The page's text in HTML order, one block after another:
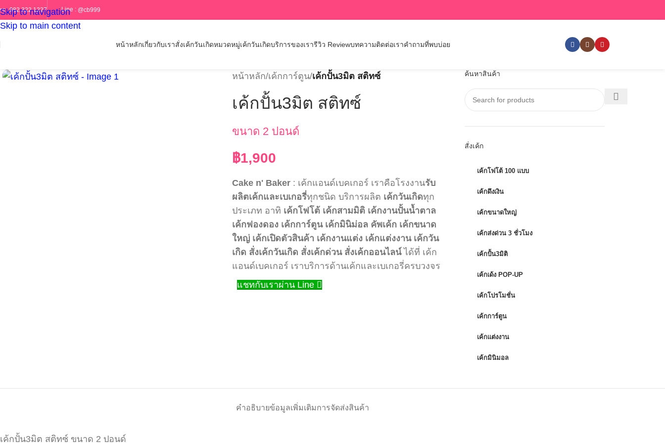
Skip to navigation
Skip to main content
ร : 082 322 1227 Line : @cb999
หน้าหลักเกี่ยวกับเราสั่งเค้กวันเกิดหมวดหมู่เค้กวันเกิดบริการของเรารีวิว Reviewบทความติดต่อเราคำถามที่พบบ่อย
หน้าหลัก/เค้กการ์ตูน/เค้กปั้น3มิต สติทซ์
เค้กปั้น3มิต สติทซ์
ขนาด 2 ปอนด์
฿1,900
Cake n' Baker : เค้กแอนด์เบคเกอร์ เราคือโรงงานรับ
ผลิตเค้กและเบเกอรี่ทุกชนิด บริการผลิต เค้กวันเกิดทุก
ประเภท อาทิ เค้กโฟโต้ เค้กสามมิติ เค้กงานปั้นน้ำตาล
เค้กฟองดอง เค้กการ์ตูน เค้กมินิม่อล คัพเค้ก เค้กขนาด
ใหญ่ เค้กเปิดตัวสินค้า เค้กงานแต่ง เค้กแต่งงาน เค้กวัน
เกิด สั่งเค้กวันเกิด สั่งเค้กด่วน สั่งเค้กออนไลน์ได้ที่ เค้ก
แอนด์เบคเกอร์ เราบริการด้านเค้กและเบเกอรี่ครบวงจร
แชทกับเราผ่าน Line
ค้นหาสินค้า
สั่งเค้ก
เค้กโฟโต้ 100 แบบ
เค้กดึงเงิน
เค้กขนาดใหญ่
เค้กส่งด่วน 3 ชั่วโมง
เค้กปั้น3มิติ
เค้กเด้ง POP-UP
เค้กโปรโมชั่น
เค้กการ์ตูน
เค้กแต่งงาน
เค้กมินิมอล
คำอธิบายข้อมูลเพิ่มเติมการจัดส่งสินค้า
เค้กปั้น3มิต สติทซ์ ขนาด 2 ปอนด์